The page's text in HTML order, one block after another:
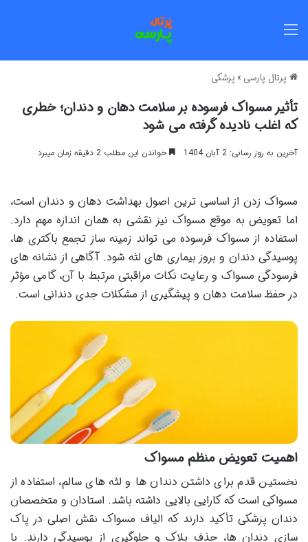
پرتال پارسی » پزشکی
تأثیر مسواک فرسوده بر سلامت دهان و دندان؛ خطری
که اغلب نادیده گرفته می شود
آخرین به روز رسانی: 2 آبان 1404 خواندن این مطلب 2 دقیقه زمان میبرد
مسواک زدن از اساسی ترین اصول بهداشت دهان و دندان است،
اما تعویض به موقع مسواک نیز نقشی به همان اندازه مهم دارد.
استفاده از مسواک فرسوده می تواند زمینه ساز تجمع باکتری ها،
پوسیدگی دندان و بروز بیماری های لثه شود. آگاهی از نشانه های
فرسودگی مسواک و رعایت نکات مراقبتی مرتبط با آن، گامی مؤثر
در حفظ سلامت دهان و پیشگیری از مشکلات جدی دندانی است.
اهمیت تعویض منظم مسواک
نخستین قدم برای داشتن دندان ها و لثه های سالم، استفاده از
مسواکی است که کارایی بالایی داشته باشد. استادان و متخصصان
دندان پزشکی تأکید دارند که الیاف مسواک نقش اصلی در پاک
سازی دندان ها، حذف پلاک و جلوگیری از پوسیدگی دارند. با